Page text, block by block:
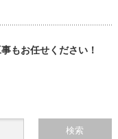
もお任せください！